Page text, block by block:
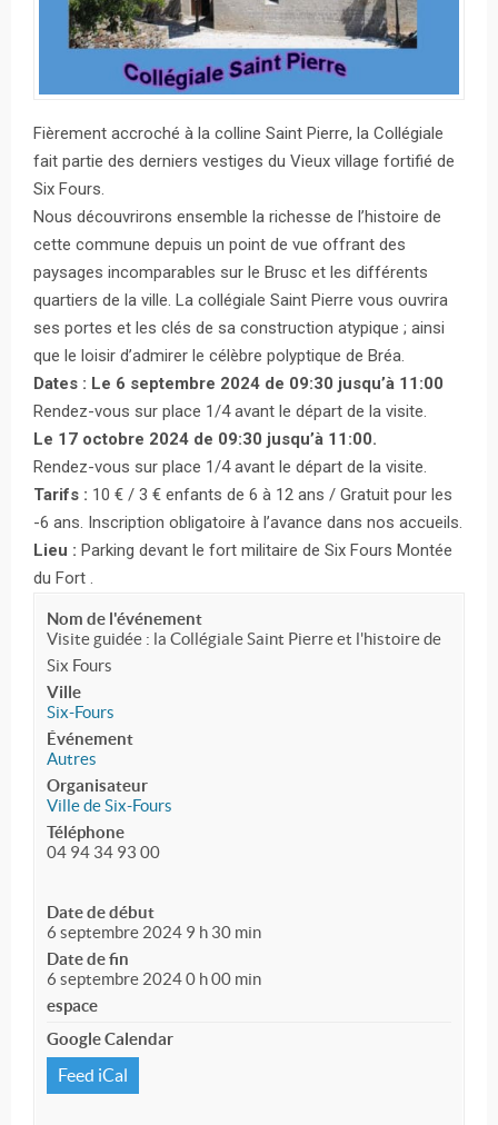
Fièrement accroché à la colline Saint Pierre, la Collégiale
fait partie des derniers vestiges du Vieux village fortifié de
Six Fours.
Nous découvrirons ensemble la richesse de l’histoire de
cette commune depuis un point de vue offrant des
paysages incomparables sur le Brusc et les différents
quartiers de la ville. La collégiale Saint Pierre vous ouvrira
ses portes et les clés de sa construction atypique ; ainsi
que le loisir d’admirer le célèbre polyptique de Bréa.
Dates : Le 6 septembre 2024 de 09:30 jusqu’à 11:00
Rendez-vous sur place 1/4 avant le départ de la visite.
Le 17 octobre 2024 de 09:30 jusqu’à 11:00.
Rendez-vous sur place 1/4 avant le départ de la visite.
Tarifs : 10 € / 3 € enfants de 6 à 12 ans / Gratuit pour les
-6 ans. Inscription obligatoire à l’avance dans nos accueils.
Lieu : Parking devant le fort militaire de Six Fours Montée
du Fort .
Nom de l'événement
Visite guidée : la Collégiale Saint Pierre et l'histoire de
Six Fours
Ville
Six-Fours
Événement
Autres
Organisateur
Ville de Six-Fours
Téléphone
04 94 34 93 00
Date de début
6 septembre 2024 9 h 30 min
Date de fin
6 septembre 2024 0 h 00 min
espace
Google Calendar
Feed iCal